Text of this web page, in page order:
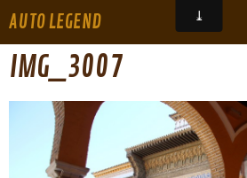
AUTO LEGEND
ARCHIVES
‹
IMG_3007